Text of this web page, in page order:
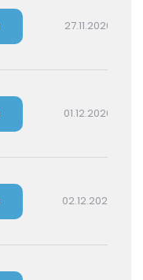
27.11.2026 16:00
01.12.2026 16:00
02.12.2026 14:30